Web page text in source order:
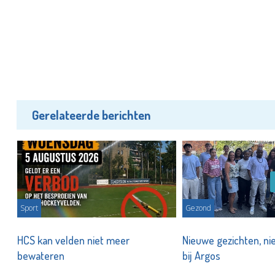
Gerelateerde berichten
Sport
HCS kan velden niet meer
bewateren
Gezond
Nieuwe gezichten,
bij Argos